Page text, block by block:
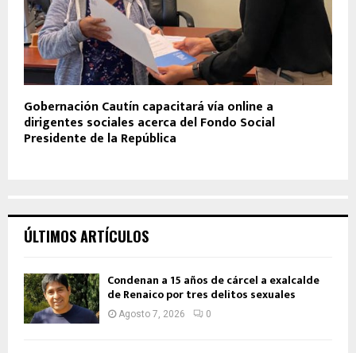
Gobernación Cautín capacitará vía online a
dirigentes sociales acerca del Fondo Social
Presidente de la República
ÚLTIMOS ARTÍCULOS
Condenan a 15 años de cárcel a exalcalde
de Renaico por tres delitos sexuales
Agosto 7, 2026 0